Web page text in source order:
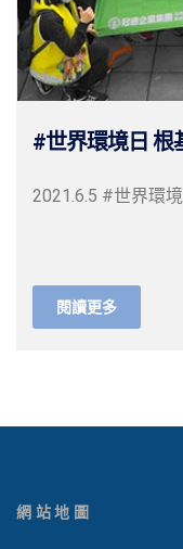
#世界環境日 根
2021.6.5 #世界環
閱讀更多
網站地圖